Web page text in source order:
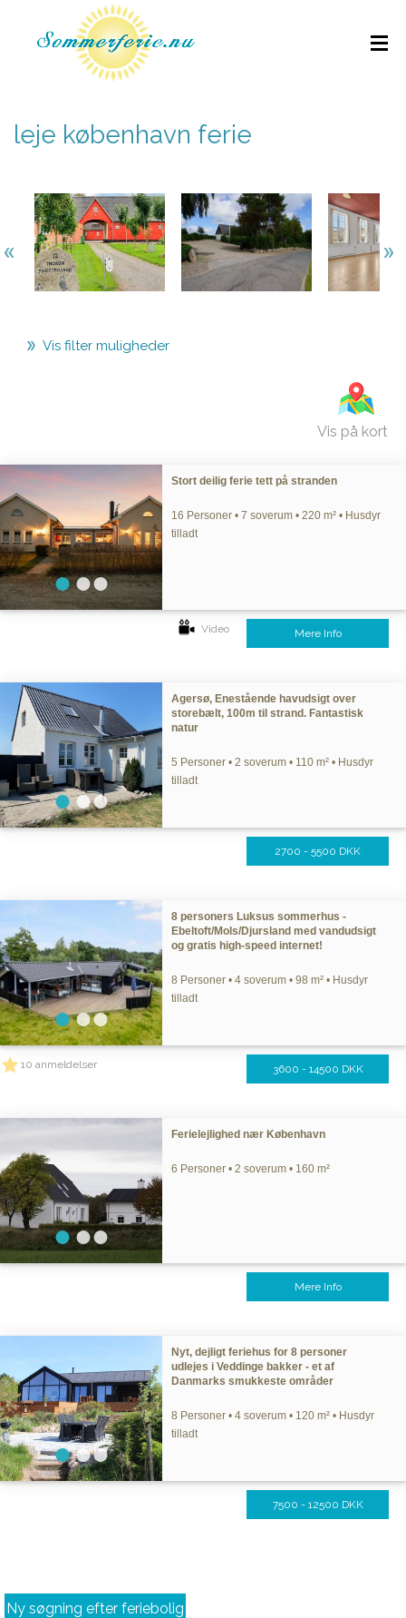
leje københavn ferie
Vis filter muligheder
Vis på kort
Stort deilig ferie tett på stranden
16 Personer • 7 soverum • 220 m² • Husdyr
tilladt
Video Mere Info
Agersø, Enestående havudsigt over
storebælt, 100m til strand. Fantastisk
natur
5 Personer • 2 soverum • 110 m² • Husdyr
tilladt
2700 - 5500 DKK
8 personers Luksus sommerhus -
Ebeltoft/Mols/Djursland med vandudsigt
og gratis high-speed internet!
8 Personer • 4 soverum • 98 m² • Husdyr
tilladt
10 anmeldelser 3600 - 14500 DKK
Ferielejlighed nær København
6 Personer • 2 soverum • 160 m²
Mere Info
Nyt, dejligt feriehus for 8 personer
udlejes i Veddinge bakker - et af
Danmarks smukkeste områder
8 Personer • 4 soverum • 120 m² • Husdyr
tilladt
7500 - 12500 DKK
Ny søgning efter feriebolig